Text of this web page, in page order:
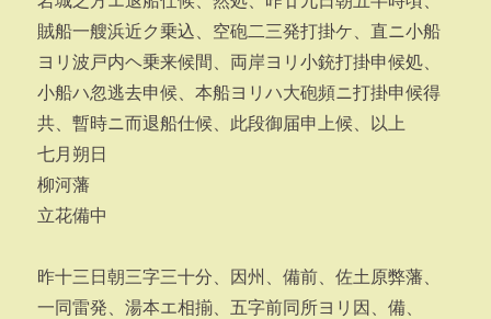
賊船一艘浜近ク乗込、空砲二三発打掛ケ、直ニ小船
ヨリ波戸内ヘ乗来候間、両岸ヨリ小銃打掛申候処、
小船ハ忽逃去申候、本船ヨリハ大砲頻ニ打掛申候得
共、暫時ニ而退船仕候、此段御届申上候、以上
七月朔日
柳河藩
立花備中
昨十三日朝三字三十分、因州、備前、佐土原弊藩、
一同雷発、湯本エ相揃、五字前同所ヨリ因、備、